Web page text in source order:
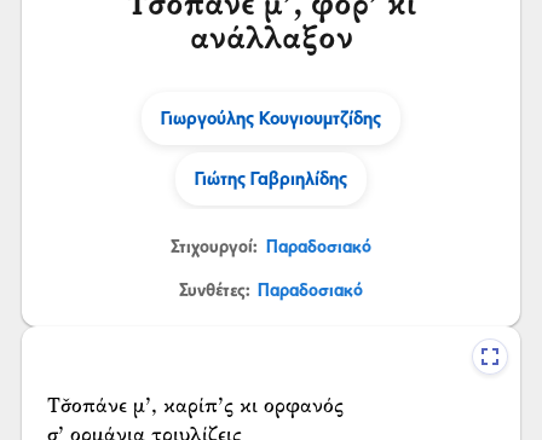
Τσ̌οπάνε μ’, φόρ’ κι
ανάλλαξον
Γιωργούλης Κουγιουμτζίδης
Γιώτης Γαβριηλίδης
Στιχουργοί: Παραδοσιακό
Συνθέτες: Παραδοσιακό
Τσ̌οπάνε μ’, καρίπ’ς κι ορφανός